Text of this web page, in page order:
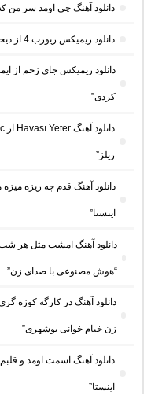
دانلود آهنگ چی اومد سر من
دانلود ریمیکس ریورب 4 از دیجی معین و میشاموزیکز “طولانی احساسی”
دانلود ریمیکس جای زخم از
کردی”
ریلز”
دانلود آهنگ ﻗﺪم ﭼﻪ رﻳﺰه
اینستا”
دانلود آهنگ امشب مثل هر شب
“هوش مصنوعی با صدای زن”
دانلود آهنگ در کارگه کوزه
زن خیام خوانی بوشهری”
دانلود آهنگ اسمت اومد و
اینستا”